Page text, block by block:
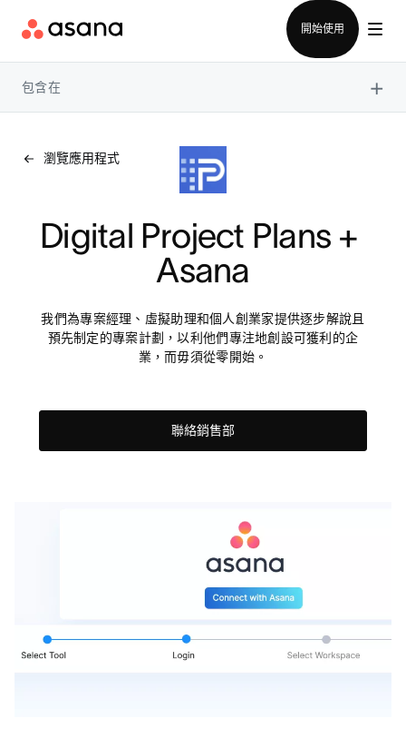
開始使用
包含在 ×
瀏覽應用程式
Digital Project Plans +
Asana
我們為專案經理、虛擬助理和個人創業家提供逐步解說且
預先制定的專案計劃，以利他們專注地創設可獲利的企
業，而毋須從零開始。
聯絡銷售部